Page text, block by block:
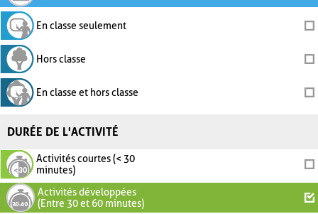
En classe seulement
Hors classe
En classe et hors classe
DURÉE DE L'ACTIVITÉ
Activités courtes (< 30
minutes)
Activités développées
(Entre 30 et 60 minutes)